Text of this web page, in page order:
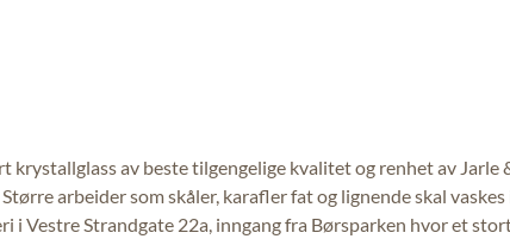
av beste tilgengelige kvalitet og renhet av
arbeider som skåler, karafler fat og lignende skal
i Vestre Strandgate 22a, inngang fra Børsparken hvor et